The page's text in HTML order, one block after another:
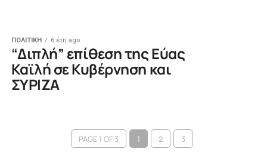
ΠΟΛΙΤΙΚΗ 6 έτη ago
“Διπλή” επίθεση της Εύας
Καϊλή σε Κυβέρνηση και
ΣΥΡΙΖΑ
PAGE 1 OF 3 1 2 3